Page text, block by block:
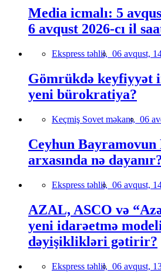
Media icmalı: 5
6 avqust 2026-cı il
Ekspress təhlil, 06 avqust,
Gömrükdə keyfiyyət
yeni bürokratiya?
Keçmiş Sovet məkanı, 06
Ceyhun
arxasında nə
Ekspress təhlil, 06 avqust,
AZAL, ASCO və
yeni idarəetmə
dəyişiklikləri gətirir?
Ekspress təhlil, 06 avqust,